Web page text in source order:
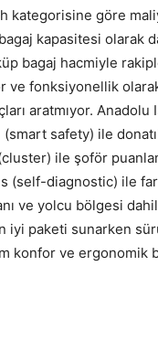
kategorisine göre
kapasitesi olarak
bagaj hacmiyle
ve fonksiyonellik
aratmıyor. Anadolu
safety) ile
ile şoför
(self-diagnostic) ile
ve yolcu bölgesi
iyi paketi sunarken
konfor ve ergonomik